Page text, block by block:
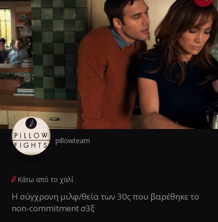
pillowteam
Κάτω από το χαλί
Η σύγχρονη μιλφ/θεία των 30ς που βαρέθηκε το
non-commitment σ3ξ